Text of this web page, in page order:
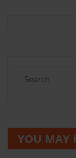
YOU MAY